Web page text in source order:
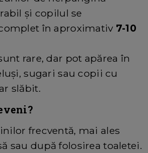
şi copilul se
în aproximativ 7-10
rare, dar pot apărea în
sugari sau copii cu
slăbit.
frecventă, mai ales
sau după folosirea toaletei.